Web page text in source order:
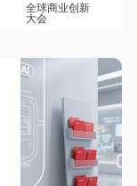
全球商业创新
大会